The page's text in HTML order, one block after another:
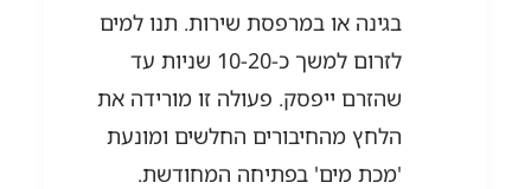
בגינה או במרפסת שירות. תנו למים
לזרום למשך כ-10-20 שניות עד
שהזרם ייפסק. פעולה זו מורידה את
הלחץ מהחיבורים החלשים ומונעת
'מכת מים' בפתיחה המחודשת.